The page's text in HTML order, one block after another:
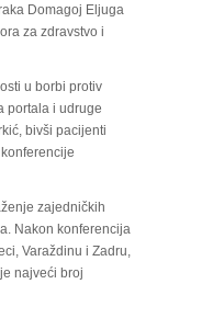
Domagoj Eljuga
za zdravstvo i
u borbi protiv
portala i udruge
bivši pacijenti
zajedničkih
Nakon konferencija
Varaždinu i Zadru,
najveći broj